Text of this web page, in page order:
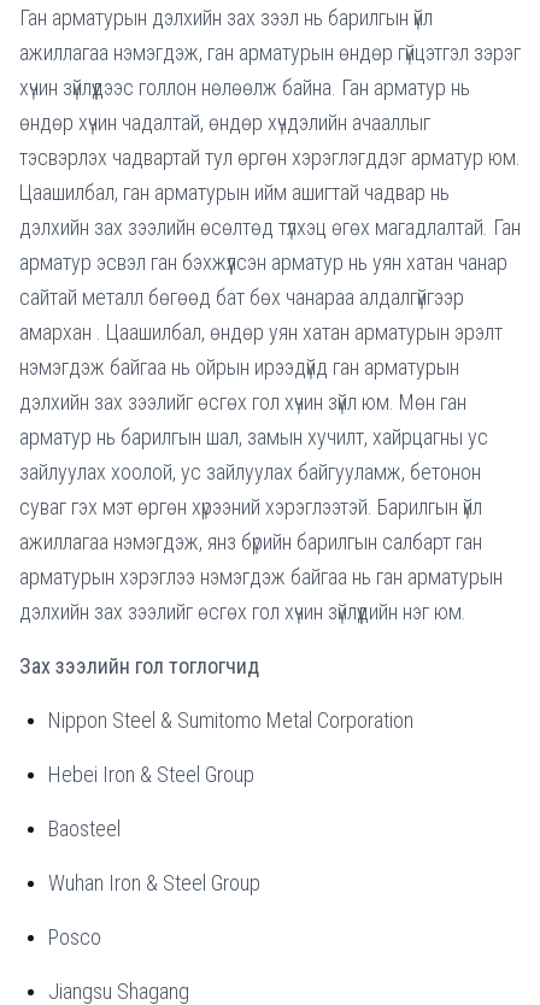
Ган арматурын дэлхийн зах зээл нь барилгын үйл
ажиллагаа нэмэгдэж, ган арматурын өндөр гүйцэтгэл зэрэг
хүчин зүйлүүдээс голлон нөлөөлж байна. Ган арматур нь
өндөр хүчин чадалтай, өндөр хүчдэлийн ачааллыг
тэсвэрлэх чадвартай тул өргөн хэрэглэгддэг арматур юм.
Цаашилбал, ган арматурын ийм ашигтай чадвар нь
дэлхийн зах зээлийн өсөлтөд түлхэц өгөх магадлалтай. Ган
арматур эсвэл ган бэхжүүлсэн арматур нь уян хатан чанар
сайтай металл бөгөөд бат бөх чанараа алдалгүйгээр
амархан . Цаашилбал, өндөр уян хатан арматурын эрэлт
нэмэгдэж байгаа нь ойрын ирээдүйд ган арматурын
дэлхийн зах зээлийг өсгөх гол хүчин зүйл юм. Мөн ган
арматур нь барилгын шал, замын хучилт, хайрцагны ус
зайлуулах хоолой, ус зайлуулах байгууламж, бетонон
суваг гэх мэт өргөн хүрээний хэрэглээтэй. Барилгын үйл
ажиллагаа нэмэгдэж, янз бүрийн барилгын салбарт ган
арматурын хэрэглээ нэмэгдэж байгаа нь ган арматурын
дэлхийн зах зээлийг өсгөх гол хүчин зүйлүүдийн нэг юм.
Зах зээлийн гол тоглогчид
Nippon Steel & Sumitomo Metal Corporation
Hebei Iron & Steel Group
Baosteel
Wuhan Iron & Steel Group
Posco
Jiangsu Shagang